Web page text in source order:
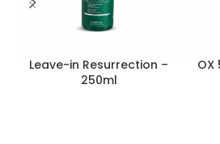
Leave-in Resurrection –
250ml
OX